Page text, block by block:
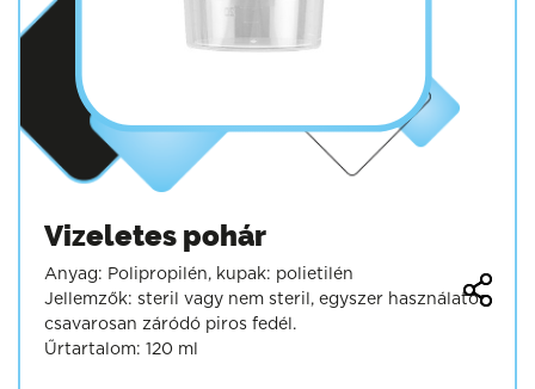
Vizeletes pohár
Anyag: Polipropilén, kupak: polietilén
Jellemzők: steril vagy nem steril, egyszer használatos,
csavarosan záródó piros fedél.
Űrtartalom: 120 ml